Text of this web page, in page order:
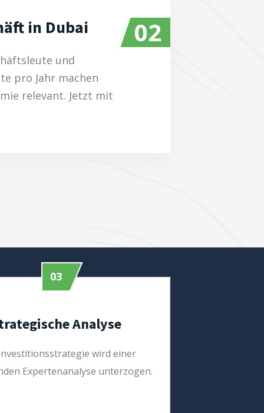
in Dubai
und
pro Jahr machen
relevant. Jetzt mit
02
03
Analyse
wird einer
Expertenanalyse unterzogen.